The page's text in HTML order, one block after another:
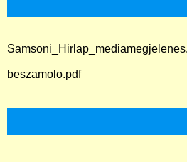
beszamolo.pdf